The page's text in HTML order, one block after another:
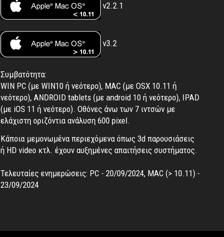
v2.2.1
v3.2
Συμβατότητα:
WIN PC (με WIN10 ή νεότερο), MAC (με OSX 10.11 ή
νεότερο), ANDROID tablets (με android 10 ή νεότερο), IPAD
(με iOS 11 ή νεότερο). Oθόνες άνω των 7 ιντσών με
ελάχιστη οριζόντια ανάλυση 600 pixel.
Κάποια μεμονωμένα περιεχόμενα όπως 3d παρουσιάσεις
ή HD video κτλ. έχουν αυξημένες απαιτήσεις συστήματος.
Τελευταίες ενημερώσεις: PC - 20/09/2024, MAC (> 10.11) -
23/09/2024